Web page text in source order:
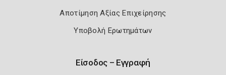
Αποτίμηση Αξίας Επιχείρησης
Υποβολή Ερωτημάτων
Είσοδος – Εγγραφή